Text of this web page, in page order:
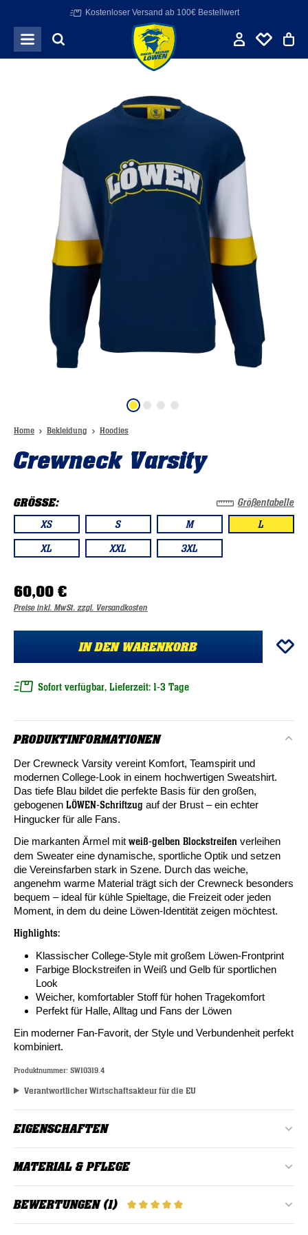
Zum Hauptinhalt springenKostenloser Versand ab 100€ Bestellwert
Home Bekleidung Hoodies
Crewneck Varsity
GRÖSSE: Größentabelle
XS S M L
XL XXL 3XL
60,00 €
Preise inkl. MwSt. zzgl. Versandkosten
IN DEN WARENKORB
Sofort verfügbar, Lieferzeit: 1-3 Tage
PRODUKTINFORMATIONEN
Der Crewneck Varsity vereint Komfort, Teamspirit und
modernen College-Look in einem hochwertigen Sweatshirt.
Das tiefe Blau bildet die perfekte Basis für den großen,
gebogenen LÖWEN-Schriftzug auf der Brust – ein echter
Hingucker für alle Fans.
Die markanten Ärmel mit weiß-gelben Blockstreifen verleihen
dem Sweater eine dynamische, sportliche Optik und setzen
die Vereinsfarben stark in Szene. Durch das weiche,
angenehm warme Material trägt sich der Crewneck besonders
bequem – ideal für kühle Spieltage, die Freizeit oder jeden
Moment, in dem du deine Löwen-Identität zeigen möchtest.
Highlights:
Klassischer College-Style mit großem Löwen-Frontprint
Farbige Blockstreifen in Weiß und Gelb für sportlichen
Look
Weicher, komfortabler Stoff für hohen Tragekomfort
Perfekt für Halle, Alltag und Fans der Löwen
Ein moderner Fan-Favorit, der Style und Verbundenheit perfekt
kombiniert.
Produktnummer: SW10319.4
Verantwortlicher Wirtschaftsakteur für die EU
EIGENSCHAFTEN
Farbe: Dunkelblau, Gelb, Weiß
Geschlecht: Herren, Unisex
MATERIAL & PFLEGE
BEWERTUNGEN (1) DURCHSCHNITTLICHE